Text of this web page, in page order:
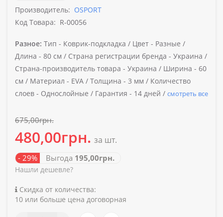
Производитель: OSPORT
Код Товара: R-00056
Разное: Тип - Коврик-подкладка / Цвет - Разные /
Длина - 80 см / Страна регистрации бренда - Украина /
Страна-производитель товара - Украина / Ширина - 60
см / Материал - EVA / Толщина - 3 мм / Количество
слоев - Однослойные / Гарантия - 14 дней / смотреть все
675,00грн.
480,00грн. за шт.
- 29% Выгода 195,00грн.
Нашли дешевле?
Скидка от количества:
10 или больше цена договорная